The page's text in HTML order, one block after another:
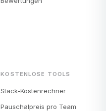
KOSTENLOSE TOOLS
Stack-Kostenrechner
Pauschalpreis pro Team